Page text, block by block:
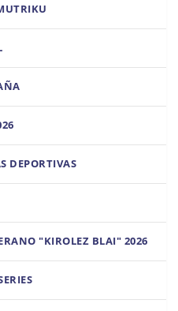
DEPORTIVAS
"KIROLEZ BLAI" 2026